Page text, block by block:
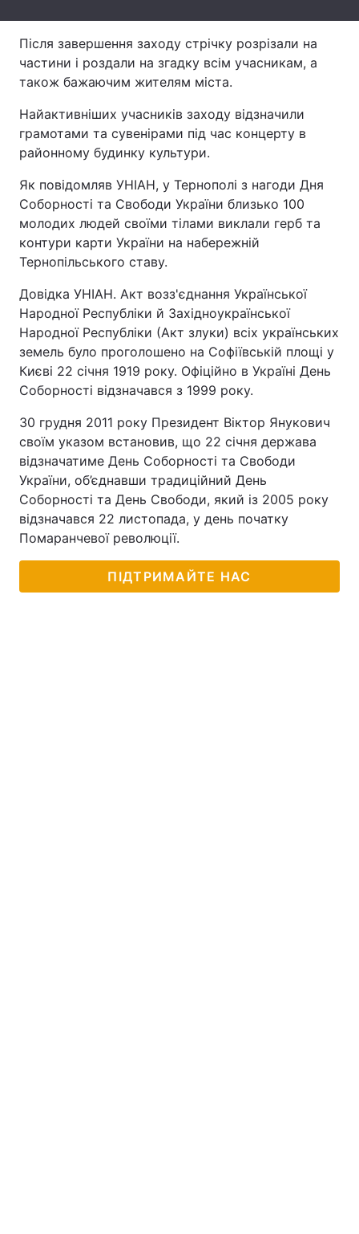
Тема оформлення
Після завершення заходу стрічку розрізали на
частини і роздали на згадку всім учасникам, а
також бажаючим жителям міста.
Найактивніших учасників заходу відзначили
грамотами та сувенірами під час концерту в
районному будинку культури.
Як повідомляв УНІАН, у Тернополі з нагоди Дня
Соборності та Свободи України близько 100
молодих людей своїми тілами виклали герб та
контури карти України на набережній
Тернопільського ставу.
Довідка УНІАН. Акт возз'єднання Української
Народної Республіки й Західноукраїнської
Народної Республіки (Акт злуки) всіх українських
земель було проголошено на Софіївській площі у
Києві 22 січня 1919 року. Офіційно в Україні День
Соборності відзначався з 1999 року.
30 грудня 2011 року Президент Віктор Янукович
своїм указом встановив, що 22 січня держава
відзначатиме День Соборності та Свободи
України, об’єднавши традиційний День
Соборності та День Свободи, який із 2005 року
відзначався 22 листопада, у день початку
Помаранчевої революції.
ПІДТРИМАЙТЕ НАС